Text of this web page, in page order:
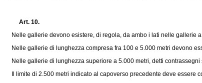
Art. 10.
Nelle gallerie devono esistere, di regola, da ambo i lati nelle gallerie
Nelle gallerie di lunghezza compresa fra 100 e 5.000 metri devono
Nelle gallerie di lunghezza superiore a 5.000 metri, detti
Il limite di 2.500 metri indicato al capoverso precedente deve essere